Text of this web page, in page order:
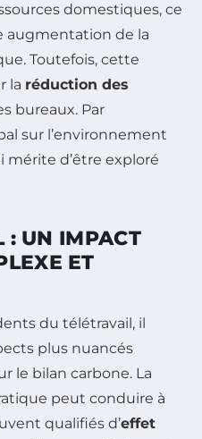
domestiques, ce
augmentation de la
Toutefois, cette
la réduction des
bureaux. Par
sur l’environnement
d’être exploré
: UN IMPACT
ET
du télétravail, il
plus nuancés
le bilan carbone. La
peut conduire à
qualifiés d’effet